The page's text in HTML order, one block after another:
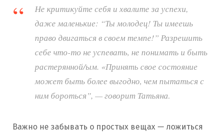
Не критикуйте себя и хвалите за успехи,
даже маленькие: “Ты молодец! Ты имеешь
право двигаться в своем темпе!” Разрешить
себе что-то не успевать, не понимать и быть
растерянной/ым. «Принять свое состояние
может быть более выгодно, чем пытаться с
ним бороться”, — говорит Татьяна.
Важно не забывать о простых вещах — ложиться